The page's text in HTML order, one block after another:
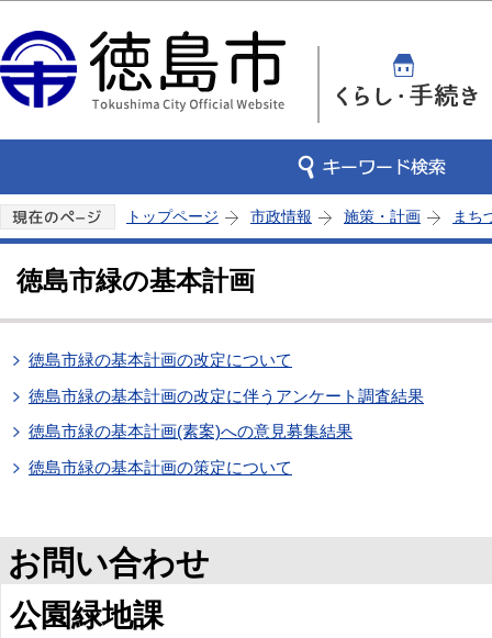
トップページ 市政情報 施策・計画 まち
徳島市緑の基本計画
徳島市緑の基本計画の改定について
徳島市緑の基本計画の改定に伴うアンケート調査結果
徳島市緑の基本計画(素案)への意見募集結果
徳島市緑の基本計画の策定について
お問い合わせ
公園緑地課